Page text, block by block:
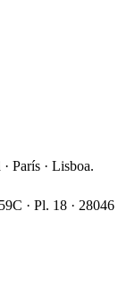
París · Lisboa.
· Pl. 18 · 28046